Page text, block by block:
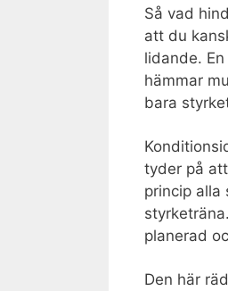
Så vad
att du
lidande.
hämmar
bara
tyder på
princip alla
planerad
Den här